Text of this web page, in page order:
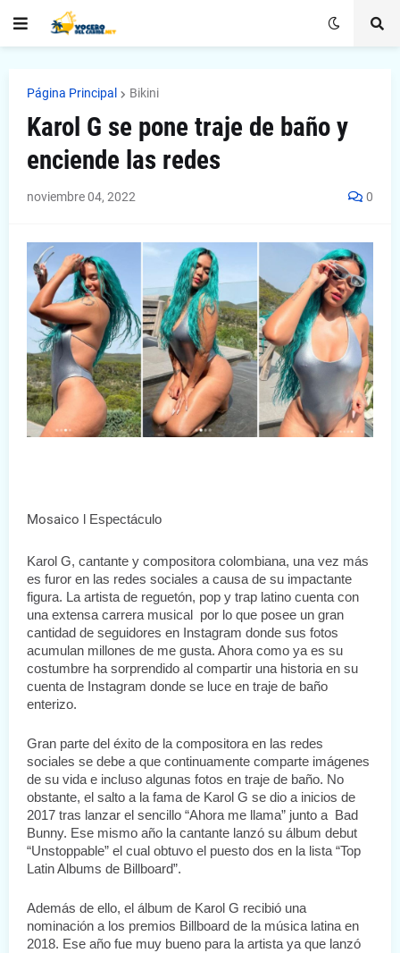
Página Principal Bikini
Karol G se pone traje de baño y
enciende las redes
noviembre 04, 2022 0
Mosaico l Espectáculo
Karol G, cantante y compositora colombiana, una vez más
es furor en las redes sociales a causa de su impactante
figura. La artista de reguetón, pop y trap latino cuenta con
una extensa carrera musical  por lo que posee un gran
cantidad de seguidores en Instagram donde sus fotos
acumulan millones de me gusta. Ahora como ya es su
costumbre ha sorprendido al compartir una historia en su
cuenta de Instagram donde se luce en traje de baño
enterizo.
Gran parte del éxito de la compositora en las redes
sociales se debe a que continuamente comparte imágenes
de su vida e incluso algunas fotos en traje de baño. No
obstante, el salto a la fama de Karol G se dio a inicios de
2017 tras lanzar el sencillo “Ahora me llama” junto a  Bad
Bunny. Ese mismo año la cantante lanzó su álbum debut
“Unstoppable” el cual obtuvo el puesto dos en la lista “Top
Latin Albums de Billboard”.
Además de ello, el álbum de Karol G recibió una
nominación a los premios Billboard de la música latina en
2018. Ese año fue muy bueno para la artista ya que lanzó